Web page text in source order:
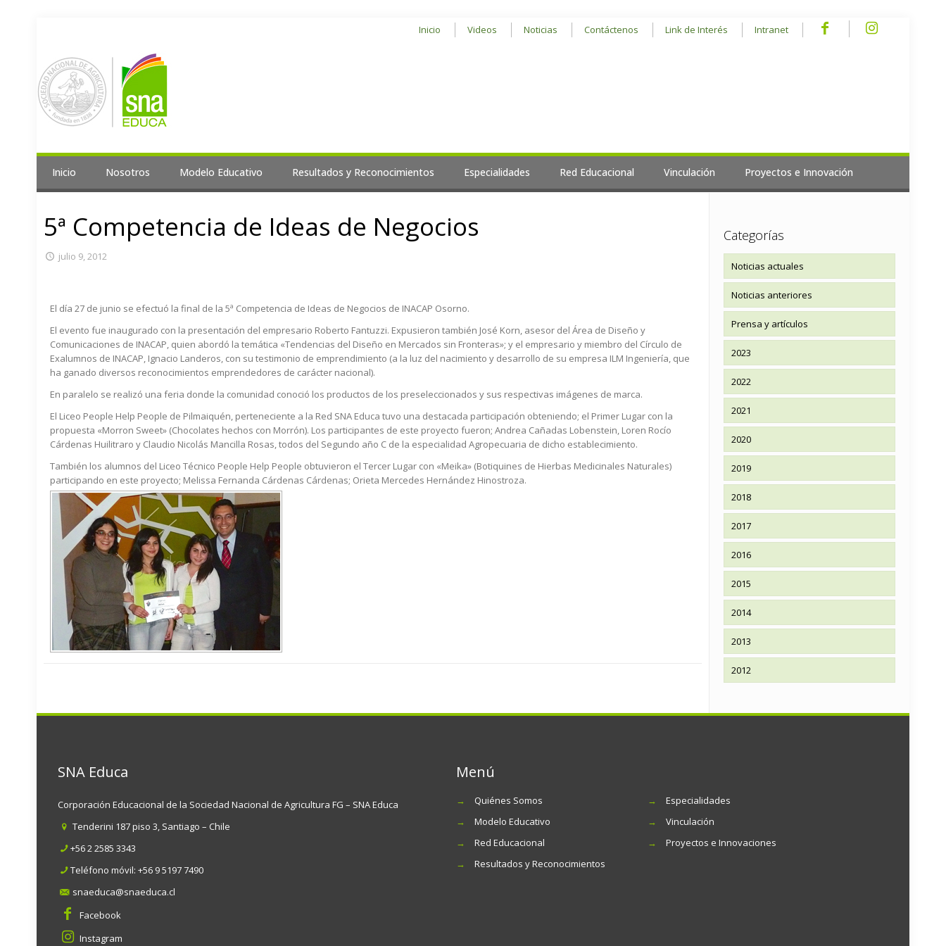
Inicio Videos Noticias Contáctenos Link de Interés Intranet
Inicio Nosotros Modelo Educativo Resultados y Reconocimientos Especialidades Red Educacional Vinculación Proyectos e Innovación
5ª Competencia de Ideas de Negocios
julio 9, 2012
El día 27 de junio se efectuó la final de la 5ª Competencia de Ideas de Negocios de INACAP Osorno.
El evento fue inaugurado con la presentación del empresario Roberto Fantuzzi. Expusieron también José Korn, asesor del Área de Diseño y
Comunicaciones de INACAP, quien abordó la temática «Tendencias del Diseño en Mercados sin Fronteras»; y el empresario y miembro del Círculo de
Exalumnos de INACAP, Ignacio Landeros, con su testimonio de emprendimiento (a la luz del nacimiento y desarrollo de su empresa ILM Ingeniería, que
ha ganado diversos reconocimientos emprendedores de carácter nacional).
En paralelo se realizó una feria donde la comunidad conoció los productos de los preseleccionados y sus respectivas imágenes de marca.
El Liceo People Help People de Pilmaiquén, perteneciente a la Red SNA Educa tuvo una destacada participación obteniendo; el Primer Lugar con la
propuesta «Morron Sweet» (Chocolates hechos con Morrón). Los participantes de este proyecto fueron; Andrea Cañadas Lobenstein, Loren Rocío
Cárdenas Huilitraro y Claudio Nicolás Mancilla Rosas, todos del Segundo año C de la especialidad Agropecuaria de dicho establecimiento.
También los alumnos del Liceo Técnico People Help People obtuvieron el Tercer Lugar con «Meika» (Botiquines de Hierbas Medicinales Naturales)
participando en este proyecto; Melissa Fernanda Cárdenas Cárdenas; Orieta Mercedes Hernández Hinostroza.
Categorías
Noticias actuales
Noticias anteriores
Prensa y artículos
2023
2022
2021
2020
2019
2018
2017
2016
2015
2014
2013
2012
SNA Educa
Corporación Educacional de la Sociedad Nacional de Agricultura FG – SNA Educa
Tenderini 187 piso 3, Santiago – Chile
+56 2 2585 3343
Teléfono móvil:+56 9 5197 7490
snaeduca@snaeduca.cl
Facebook
Instagram
Menú
→
Quiénes Somos
→
Modelo Educativo
→
Red Educacional
→
Resultados y Reconocimientos
→
Especialidades
→
Vinculación
→
Proyectos e Innovaciones